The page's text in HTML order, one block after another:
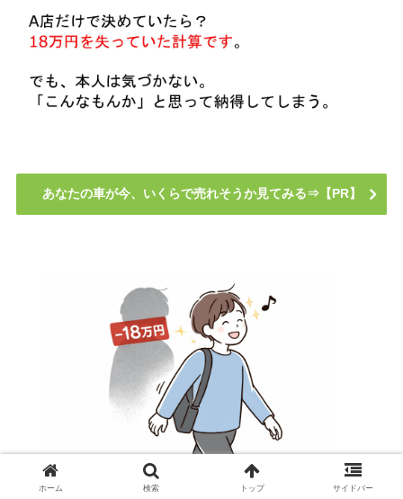
あなたの車が今、いくらで売れそうか見てみる⇒【PR】
ホーム 検索 トップ サイドバー